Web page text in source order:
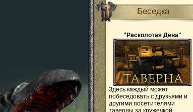
Беседка
"Расколотая Дева"
Здесь каждый может
побеседовать с друзьями и
другими посетителями
таверны за кружечкой